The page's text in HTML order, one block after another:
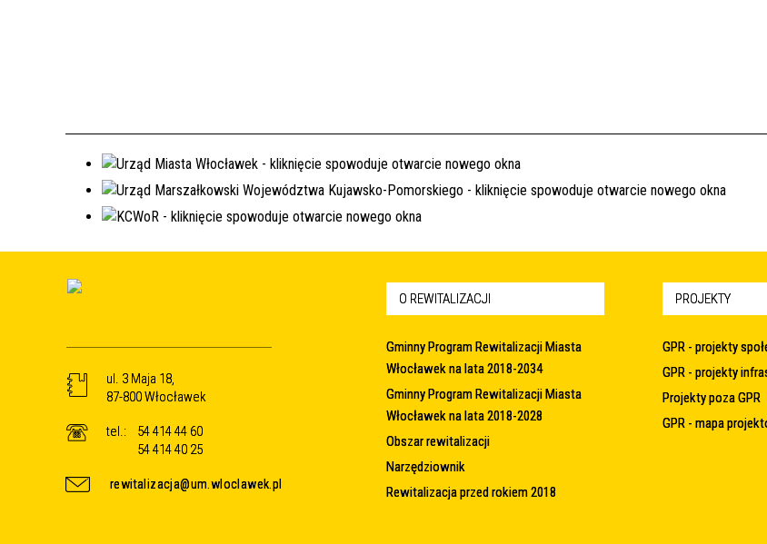
ul. 3 Maja 18,
87-800 Włocławek
tel.:
54 414 44 60
54 414 40 25
rewitalizacja@um.wloclawek.pl
O REWITALIZACJI
Gminny Program Rewitalizacji Miasta
Włocławek na lata 2018-2034
Gminny Program Rewitalizacji Miasta
Włocławek na lata 2018-2028
Obszar rewitalizacji
Narzędziownik
Rewitalizacja przed rokiem 2018
PROJEKTY
GPR - projekty
GPR - projekty
Projekty poza GPR
GPR - mapa